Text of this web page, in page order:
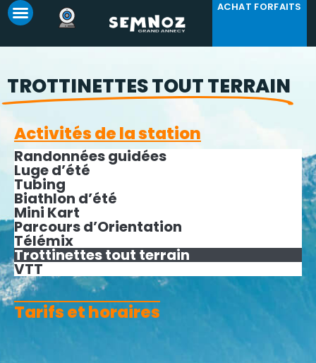
ACHAT FORFAITS
TROTTINETTES TOUT TERRAIN
Activités de la station
Randonnées guidées
Luge d’été
Tubing
Biathlon d’été
Mini Kart
Parcours d’Orientation
Télémix
Trottinettes tout terrain
VTT
Tarifs et horaires
Panneau de gestion des cookies